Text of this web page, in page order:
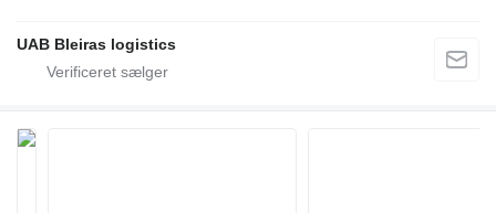
UAB Bleiras logistics